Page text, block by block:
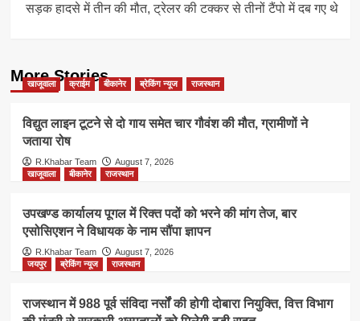
सड़क हादसे में तीन की मौत, ट्रेलर की टक्कर से तीनों टैंपो में दब गए थे
More Stories
खाजूवाला क्राईम बीकानेर ब्रेकिंग न्यूज राजस्थान
विद्युत लाइन टूटने से दो गाय समेत चार गौवंश की मौत, ग्रामीणों ने
जताया रोष
R.Khabar Team
August 7, 2026
खाजूवाला
बीकानेर राजस्थान
उपखण्ड कार्यालय पूगल में रिक्त पदों को भरने की मांग तेज, बार
एसोसिएशन ने विधायक के नाम सौंपा ज्ञापन
R.Khabar Team
August 7, 2026
जयपुर
ब्रेकिंग न्यूज राजस्थान
राजस्थान में 988 पूर्व संविदा नर्सों की होगी दोबारा नियुक्ति, वित्त विभाग